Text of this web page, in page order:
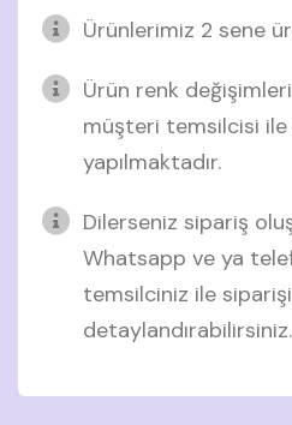
Ürünlerimiz 2 sene
Ürün renk
müşteri temsilcisi
yapılmaktadır.
Dilerseniz sipariş
Whatsapp ve ya
temsilciniz ile
detaylandırabilirsiniz.